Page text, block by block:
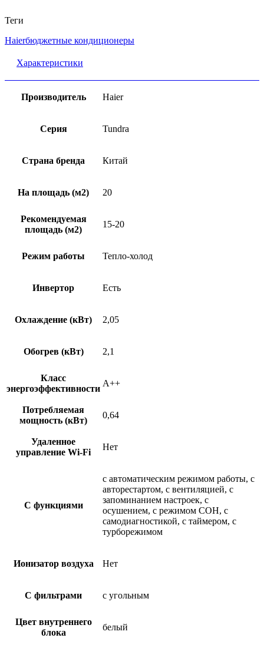
Теги
Haierбюджетные кондиционеры
Характеристики
Производитель Haier
Серия Tundra
Страна бренда Китай
На площадь (м2) 20
Рекомендуемая
площадь (м2)
15-20
Режим работы Тепло-холод
Инвертор Есть
Охлаждение (кВт) 2,05
Обогрев (кВт) 2,1
Класс
энергоэффективности
A++
Потребляемая
мощность (кВт)
0,64
Удаленное
управление Wi-Fi
Нет
С функциями
с автоматическим режимом работы, с
авторестартом, с вентиляцией, с
запоминанием настроек, с
осушением, с режимом СОН, с
самодиагностикой, с таймером, с
турборежимом
Ионизатор воздуха Нет
С фильтрами с угольным
Цвет внутреннего
блока
белый